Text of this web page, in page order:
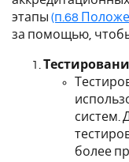
этапы (п.68
за помощью, чтобы
систем.
более